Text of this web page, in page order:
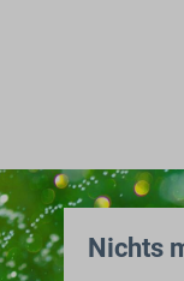
Nichts